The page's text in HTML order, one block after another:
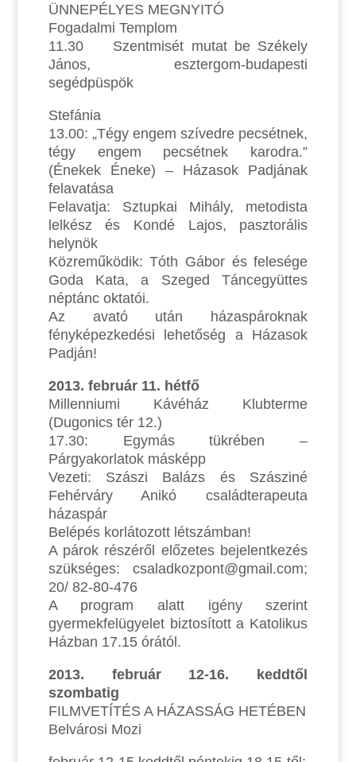
ÜNNEPÉLYES MEGNYITÓ
Fogadalmi Templom
11.30 Szentmisét mutat be Székely
János, esztergom-budapesti
segédpüspök
Stefánia
13.00: „Tégy engem szívedre pecsétnek,
tégy engem pecsétnek karodra.”
(Énekek Éneke) – Házasok Padjának
felavatása
Felavatja: Sztupkai Mihály, metodista
lelkész és Kondé Lajos, pasztorális
helynök
Közreműködik: Tóth Gábor és felesége
Goda Kata, a Szeged Táncegyüttes
néptánc oktatói.
Az avató után házaspároknak
fényképezkedési lehetőség a Házasok
Padján!
2013. február 11. hétfő
Millenniumi Kávéház Klubterme
(Dugonics tér 12.)
17.30: Egymás tükrében –
Párgyakorlatok másképp
Vezeti: Szászi Balázs és Szásziné
Fehérváry Anikó családterapeuta
házaspár
Belépés korlátozott létszámban!
A párok részéről előzetes bejelentkezés
szükséges: csaladkozpont@gmail.com;
20/ 82-80-476
A program alatt igény szerint
gyermekfelügyelet biztosított a Katolikus
Házban 17.15 órától.
2013. február 12-16. keddtől
szombatig
FILMVETÍTÉS A HÁZASSÁG HETÉBEN
Belvárosi Mozi